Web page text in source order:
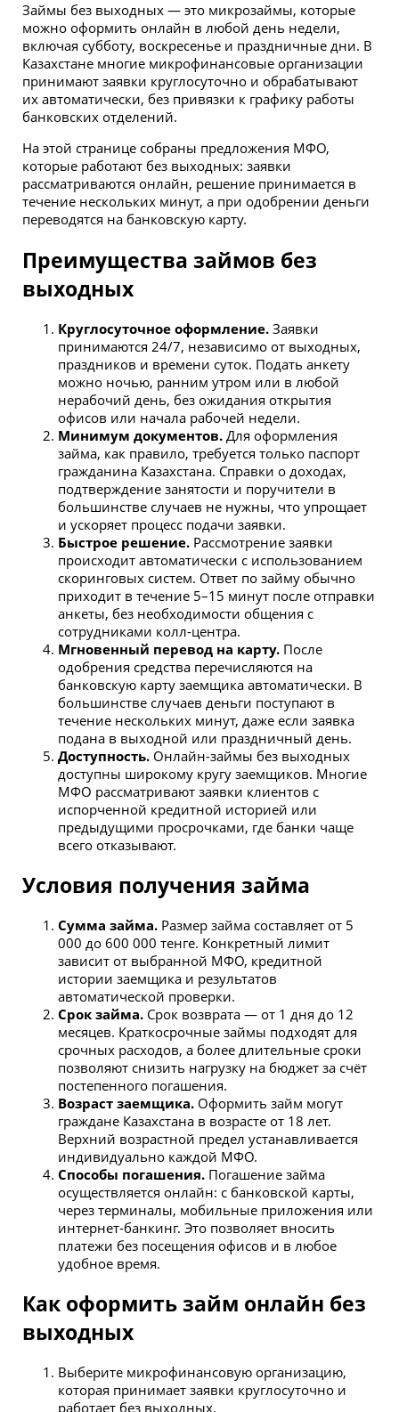
Займы без выходных — это микрозаймы, которые
можно оформить онлайн в любой день недели,
включая субботу, воскресенье и праздничные дни. В
Казахстане многие микрофинансовые организации
принимают заявки круглосуточно и обрабатывают
их автоматически, без привязки к графику работы
банковских отделений.
На этой странице собраны предложения МФО,
которые работают без выходных: заявки
рассматриваются онлайн, решение принимается в
течение нескольких минут, а при одобрении деньги
переводятся на банковскую карту.
Преимущества займов без
выходных
Круглосуточное оформление. Заявки
принимаются 24/7, независимо от выходных,
праздников и времени суток. Подать анкету
можно ночью, ранним утром или в любой
нерабочий день, без ожидания открытия
офисов или начала рабочей недели.
Минимум документов. Для оформления
займа, как правило, требуется только паспорт
гражданина Казахстана. Справки о доходах,
подтверждение занятости и поручители в
большинстве случаев не нужны, что упрощает
и ускоряет процесс подачи заявки.
Быстрое решение. Рассмотрение заявки
происходит автоматически с использованием
скоринговых систем. Ответ по займу обычно
приходит в течение 5–15 минут после отправки
анкеты, без необходимости общения с
сотрудниками колл-центра.
Мгновенный перевод на карту. После
одобрения средства перечисляются на
банковскую карту заемщика автоматически. В
большинстве случаев деньги поступают в
течение нескольких минут, даже если заявка
подана в выходной или праздничный день.
Доступность. Онлайн-займы без выходных
доступны широкому кругу заемщиков. Многие
МФО рассматривают заявки клиентов с
испорченной кредитной историей или
предыдущими просрочками, где банки чаще
всего отказывают.
Условия получения займа
Сумма займа. Размер займа составляет от 5
000 до 600 000 тенге. Конкретный лимит
зависит от выбранной МФО, кредитной
истории заемщика и результатов
автоматической проверки.
Срок займа. Срок возврата — от 1 дня до 12
месяцев. Краткосрочные займы подходят для
срочных расходов, а более длительные сроки
позволяют снизить нагрузку на бюджет за счёт
постепенного погашения.
Возраст заемщика. Оформить займ могут
граждане Казахстана в возрасте от 18 лет.
Верхний возрастной предел устанавливается
индивидуально каждой МФО.
Способы погашения. Погашение займа
осуществляется онлайн: с банковской карты,
через терминалы, мобильные приложения или
интернет-банкинг. Это позволяет вносить
платежи без посещения офисов и в любое
удобное время.
Как оформить займ онлайн без
выходных
Выберите микрофинансовую организацию,
которая принимает заявки круглосуточно и
работает без выходных.